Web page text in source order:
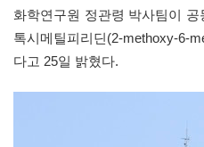
화학연구원 정관령 박사팀이
톡시메틸피리딘(2-methoxy-6-
다고 25일 밝혔다.